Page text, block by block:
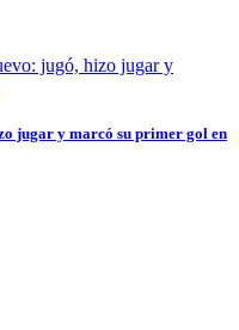
jugar y marcó su primer gol en